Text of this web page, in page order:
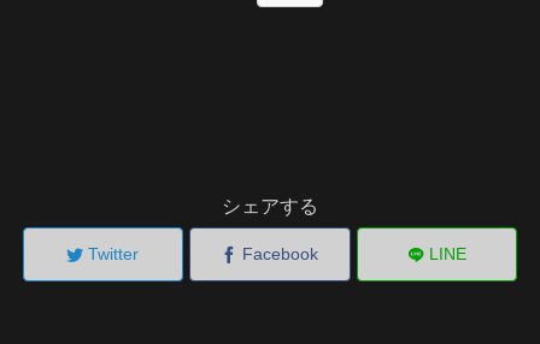
日本海軍にあっては間宮と並んで、たった二隻しかいない大型給糧艦として
大活躍しました。伊良湖は25,000名の14日分、冷蔵設備、食品製造設備、洗
庫、果実庫などがあり、生産施設は食パン250kg/1日、パン菓子10,000個/1日
を始め、最中、ようかん、カステラ、まんじゅう、アイスクリーム、ラム
シェアする
Twitter Facebook LINE